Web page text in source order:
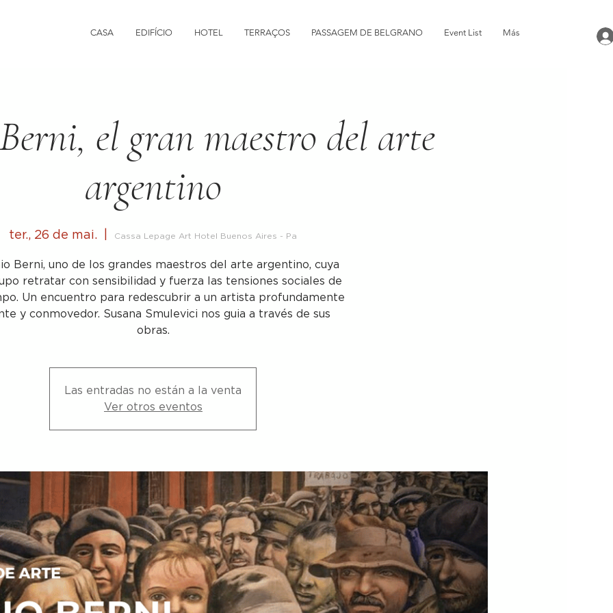
CASA EDIFÍCIO HOTEL TERRAÇOS PASSAGEM DE BELGRANO Event List Más
el gran maestro del arte
argentino
ter., 26 de mai. Cassa Lepage Art Hotel Buenos Aires - Pa
Berni, uno de los grandes maestros del arte argentino, cuya
retratar con sensibilidad y fuerza las tensiones sociales de
Un encuentro para redescubrir a un artista profundamente
y conmovedor. Susana Smulevici nos guia a través de sus
obras.
Las entradas no están a la venta
Ver otros eventos